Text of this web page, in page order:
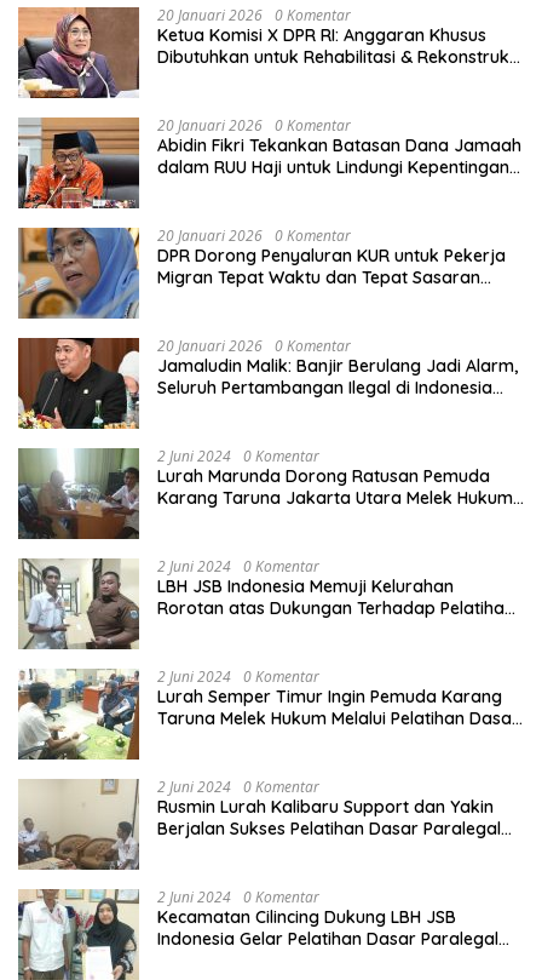
Bangsa
20 Januari 2026 0 Komentar
Ketua Komisi X DPR RI: Anggaran Khusus
Dibutuhkan untuk Rehabilitasi & Rekonstruksi
20 Januari 2026 0 Komentar
Abidin Fikri Tekankan Batasan Dana Jamaah
dalam RUU Haji untuk Lindungi Kepentingan
20 Januari 2026 0 Komentar
DPR Dorong Penyaluran KUR untuk Pekerja
Migran Tepat Waktu dan Tepat Sasaran
20 Januari 2026 0 Komentar
Jamaludin Malik: Banjir Berulang Jadi Alarm,
Seluruh Pertambangan Ilegal di Indonesia
2 Juni 2024 0 Komentar
Lurah Marunda Dorong Ratusan Pemuda
Karang Taruna Jakarta Utara Melek Hukum
2 Juni 2024 0 Komentar
LBH JSB Indonesia Memuji Kelurahan
Rorotan atas Dukungan Terhadap Pelatihan
2 Juni 2024 0 Komentar
Lurah Semper Timur Ingin Pemuda Karang
Taruna Melek Hukum Melalui Pelatihan Dasar
2 Juni 2024 0 Komentar
Rusmin Lurah Kalibaru Support dan Yakin
Berjalan Sukses Pelatihan Dasar Paralegal
2 Juni 2024 0 Komentar
Kecamatan Cilincing Dukung LBH JSB
Indonesia Gelar Pelatihan Dasar Paralegal